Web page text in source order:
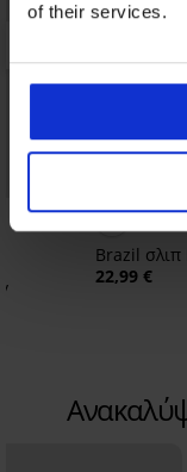
of their services.
Brazil
22,99 €